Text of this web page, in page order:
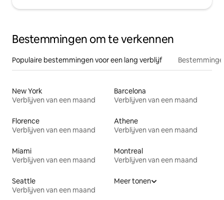
Bestemmingen om te verkennen
Populaire bestemmingen voor een lang verblijf
New York
Verblijven van een maand
Barcelona
Verblijven van een maand
Florence
Verblijven van een maand
Athene
Verblijven van een maand
Miami
Verblijven van een maand
Montreal
Verblijven van een maand
Seattle
Verblijven van een maand
Meer tonen